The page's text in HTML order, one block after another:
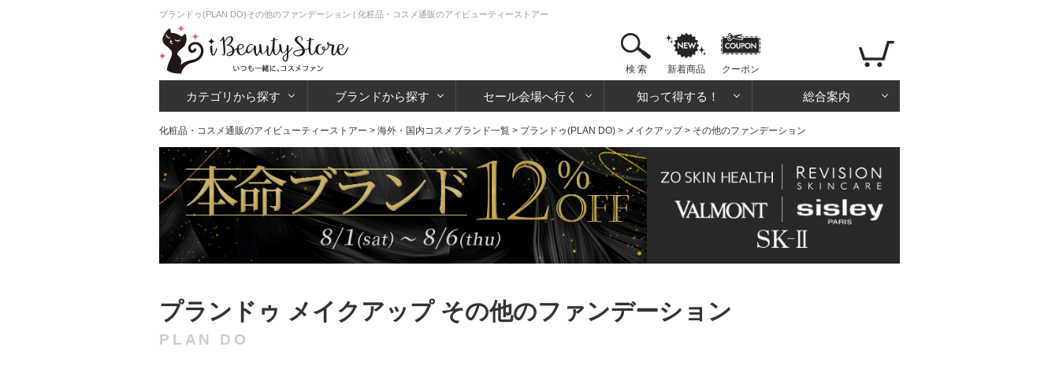
プランドゥ(PLAN DO)その他のファンデーション | 化粧品・コスメ通販のアイビューティーストアー
検 索 新着商品 クーポン
カテゴリから探す ブランドから探す セール会場へ行く 知って得する！ 総合案内
化粧品・コスメ通販のアイビューティーストアー > 海外・国内コスメブランド一覧 > プランドゥ(PLAN DO) > メイクアップ> その他のファンデーション
プランドゥ メイクアップ その他のファンデーション
PLAN DO